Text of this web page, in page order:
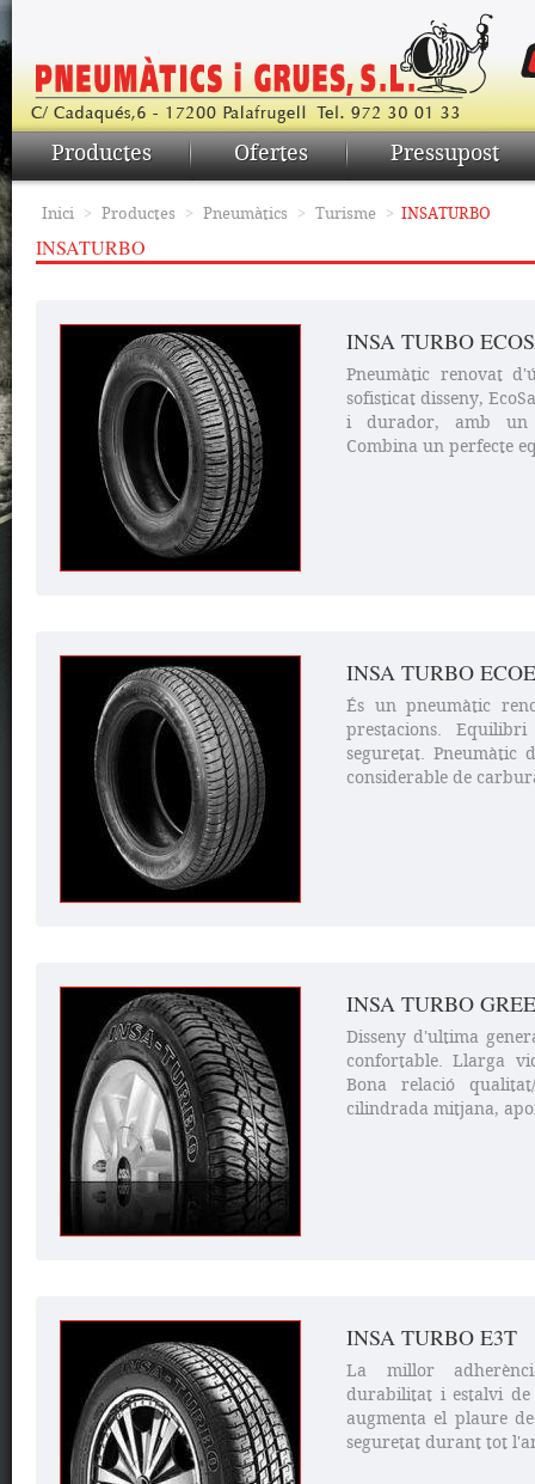
Productes Ofertes Pressupost
Inici > Productes > Pneumàtics > Turisme > INSATURBO
INSATURBO
INSA TURBO
Pneumàtic renovat
sofisticat disseny,
i durador, amb un
Combina un perfecte
INSA TURBO
És un pneumàtic
prestacions.
seguretat. Pneumàtic
considerable de
INSA TURBO
Disseny d'ultima
confortable. Llarga
Bona relació
cilindrada mitjana,
INSA TURBO E3T
La millor
durabilitat i estalvi
augmenta el plaure
seguretat durant tot